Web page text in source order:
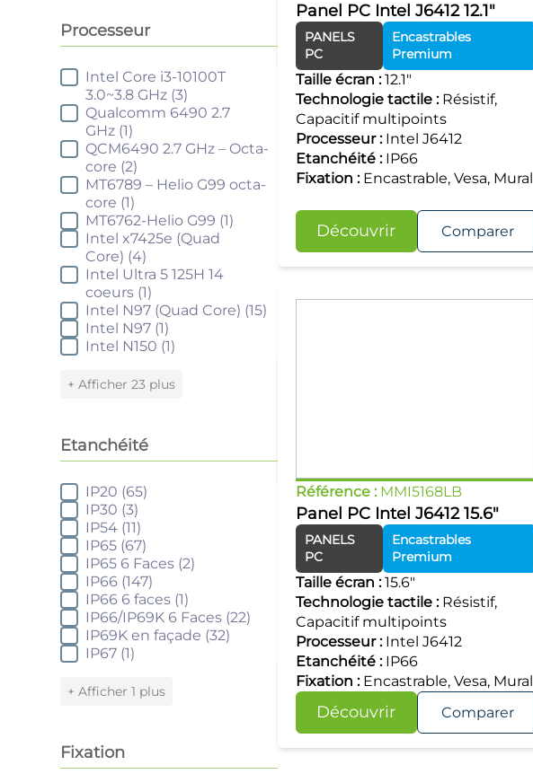
Processeur
Processeur
Intel Core i3-10100T
3.0~3.8 GHz (3)
Qualcomm 6490 2.7
GHz (1)
QCM6490 2.7 GHz – Octa-
core (2)
MT6789 – Helio G99 octa-
core (1)
MT6762-Helio G99 (1)
Intel x7425e (Quad
Core) (4)
Intel Ultra 5 125H 14
coeurs (1)
Intel N97 (Quad Core) (15)
Intel N97 (1)
Intel N150 (1)
+ Afficher 23 plus
Etanchéité
Etanchéité
IP20 (65)
IP30 (3)
IP54 (11)
IP65 (67)
IP65 6 Faces (2)
IP66 (147)
IP66 6 faces (1)
IP66/IP69K 6 Faces (22)
IP69K en façade (32)
IP67 (1)
+ Afficher 1 plus
Fixation
Panel PC Intel J6412 12.1"
PANELS
PC
Encastrables
Premium
Taille écran :12.1"
Technologie tactile : Résistif,
Capacitif multipoints
Processeur : Intel J6412
Etanchéité : IP66
Fixation : Encastrable, Vesa, Mural
Découvrir Comparer
Référence : MMI5168LB
Panel PC Intel J6412 15.6"
PANELS
PC
Encastrables
Premium
Taille écran :15.6"
Technologie tactile : Résistif,
Capacitif multipoints
Processeur : Intel J6412
Etanchéité : IP66
Fixation : Encastrable, Vesa, Mural
Découvrir Comparer